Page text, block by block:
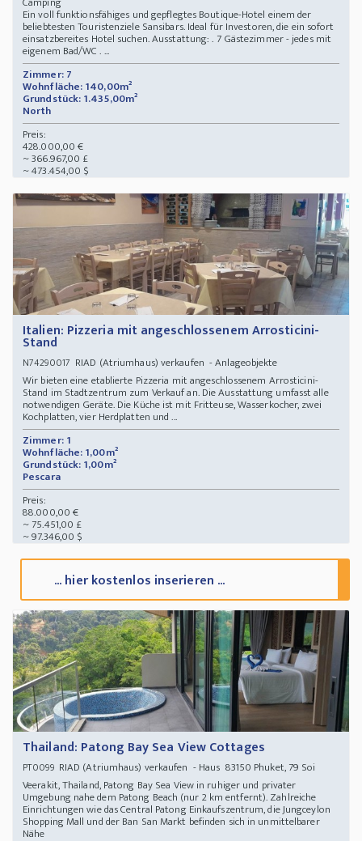
Ein voll funktionsfähiges und gepflegtes Boutique-Hotel einem der
beliebtesten Touristenziele Sansibars. Ideal für Investoren, die ein sofort
einsatzbereites Hotel suchen. Ausstattung: . 7 Gästezimmer - jedes mit
eigenem Bad/WC . ...
Zimmer: 7
Wohnfläche: 140,00m²
Grundstück: 1.435,00m²
North
Preis:
428.000,00 €
~ 366.967,00 £
~ 473.454,00 $
Italien: Pizzeria mit angeschlossenem Arrosticini-
Stand
N74290017 RIAD (Atriumhaus) verkaufen - Anlageobjekte
Wir bieten eine etablierte Pizzeria mit angeschlossenem Arrosticini-
Stand im Stadtzentrum zum Verkauf an. Die Ausstattung umfasst alle
notwendigen Geräte. Die Küche ist mit Fritteuse, Wasserkocher, zwei
Kochplatten, vier Herdplatten und ...
Zimmer: 1
Wohnfläche: 1,00m²
Grundstück: 1,00m²
Pescara
Preis:
88.000,00 €
~ 75.451,00 £
~ 97.346,00 $
... hier kostenlos inserieren ...
Thailand: Patong Bay Sea View Cottages
PT0099RIAD (Atriumhaus) verkaufen - Haus 83150 Phuket, 79 Soi
Veerakit, Thailand, Patong Bay Sea View in ruhiger und privater
Umgebung nahe dem Patong Beach (nur 2 km entfernt). Zahlreiche
Einrichtungen wie das Central Patong Einkaufszentrum, die Jungceylon
Shopping Mall und der Ban San Markt befinden sich in unmittelbarer
Nähe